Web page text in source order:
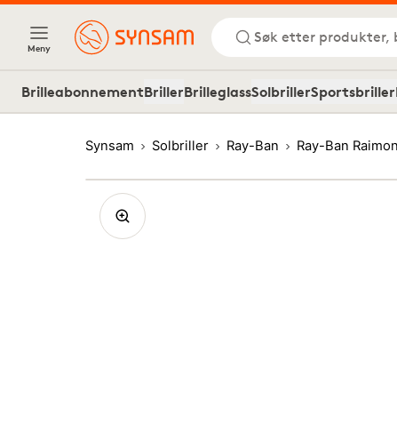
Meny
Søk etter produkter,
BrilleabonnementBrillerBrilleglassSolbrillerSportsbriller
Synsam Solbriller Ray-Ban Ray-Ban